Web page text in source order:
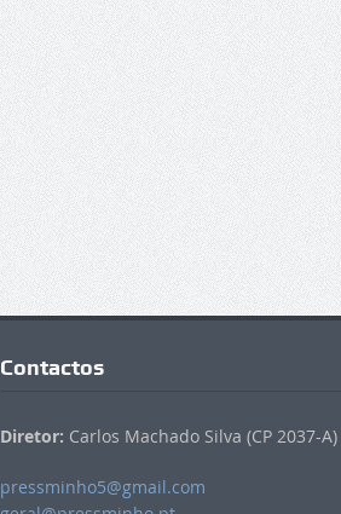
Contactos
Diretor: Carlos Machado Silva (CP 2037-A)
pressminho5@gmail.com